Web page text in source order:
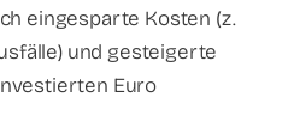
eingesparte Kosten (z.
und gesteigerte
Euro